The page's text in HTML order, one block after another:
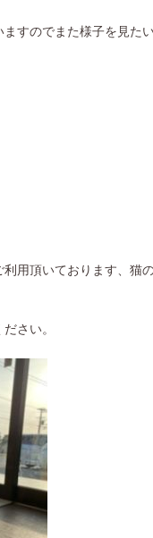
すのでまた様子を見た
用頂いております、猫
さい。